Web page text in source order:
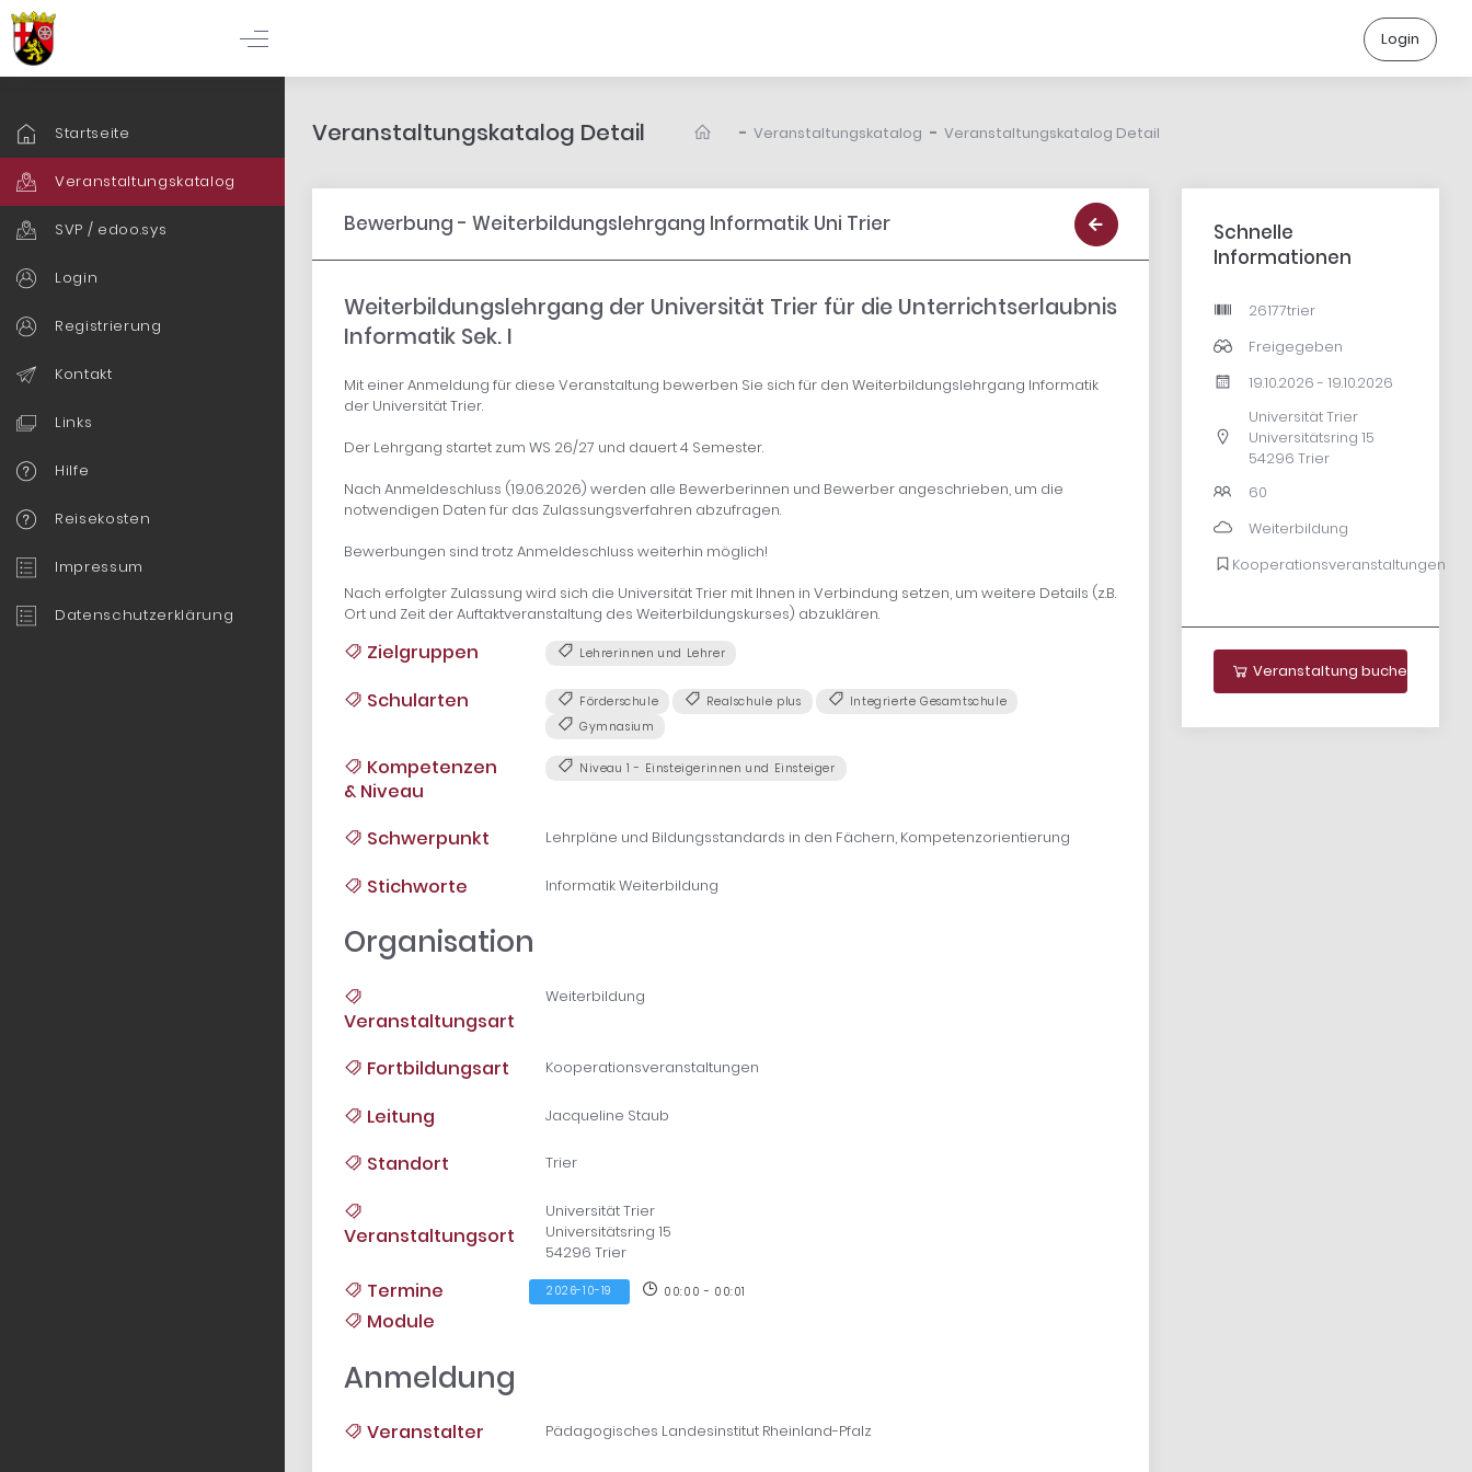
Login
Startseite
Veranstaltungskatalog
SVP / edoo.sys
Login
Registrierung
Kontakt
Links
Hilfe
Reisekosten
Impressum
Datenschutzerklärung
Veranstaltungskatalog Detail - Veranstaltungskatalog - Veranstaltungskatalog Detail
Bewerbung - Weiterbildungslehrgang Informatik Uni Trier
Weiterbildungslehrgang der Universität Trier für die Unterrichtserlaubnis
Informatik Sek. I
Mit einer Anmeldung für diese Veranstaltung bewerben Sie sich für den Weiterbildungslehrgang Informatik
der Universität Trier.
Der Lehrgang startet zum WS 26/27 und dauert 4 Semester.
Nach Anmeldeschluss (19.06.2026) werden alle Bewerberinnen und Bewerber angeschrieben, um die
notwendigen Daten für das Zulassungsverfahren abzufragen.
Bewerbungen sind trotz Anmeldeschluss weiterhin möglich!
Nach erfolgter Zulassung wird sich die Universität Trier mit Ihnen in Verbindung setzen, um weitere Details (z.B.
Ort und Zeit der Auftaktveranstaltung des Weiterbildungskurses) abzuklären.
Zielgruppen Lehrerinnen und Lehrer
Schularten Förderschule Realschule plus
Integrierte Gesamtschule
Gymnasium
Kompetenzen
& Niveau
Niveau 1 - Einsteigerinnen und Einsteiger
Schwerpunkt Lehrpläne und Bildungsstandards in den Fächern, Kompetenzorientierung
Stichworte Informatik Weiterbildung
Organisation
Veranstaltungsart
Weiterbildung
Fortbildungsart Kooperationsveranstaltungen
Leitung Jacqueline Staub
Standort Trier
Veranstaltungsort
Universität Trier
Universitätsring 15
54296 Trier
Termine 2026-10-19 00:00 - 00:01
Module
Anmeldung
Veranstalter Pädagogisches Landesinstitut Rheinland-Pfalz
Schnelle
Informationen
26177trier
Freigegeben
19.10.2026 - 19.10.2026
Universität Trier
Universitätsring 15
54296 Trier
60
Weiterbildung
Kooperationsveranstaltungen
Veranstaltung buchen